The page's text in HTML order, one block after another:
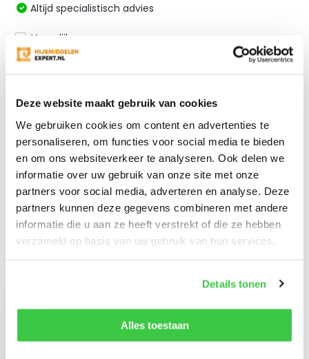
Deze website maakt gebruik van cookies
We gebruiken cookies om content en advertenties te
personaliseren, om functies voor social media te bieden
en om ons websiteverkeer te analyseren. Ook delen we
informatie over uw gebruik van onze site met onze
partners voor social media, adverteren en analyse. Deze
partners kunnen deze gegevens combineren met andere
informatie die u aan ze heeft verstrekt of die ze hebben
verzameld op basis van uw gebruik van hun services.
Details tonen
Alles toestaan
Altijd specialistisch advies
Vergelijk
Productomschrijving
Specificaties
Reviews
Delen